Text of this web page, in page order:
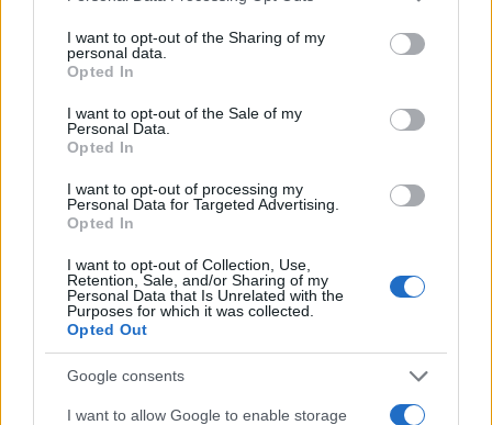
a este sitio y haciendo clic en el botón "Privacidad" en la
parte inferior de la página web.
Please note that this website/app uses one or more Google
services and may gather and store information including but
not limited to your visit or usage behaviour. You may click to
use your data for below specified purposes in below Google
consent section.
I want to opt-out of the Sharing of my
personal data.
Opted In
I want to opt-out of the Sale of my
Personal Data.
Opted In
I want to opt-out of processing my
Personal Data for Targeted Advertising.
Opted In
I want to opt-out of Collection, Use,
Retention, Sale, and/or Sharing of my
Personal Data that Is Unrelated with the
Purposes for which it was collected.
Opted Out
Google consents
I want to allow Google to enable storage
que el participante trabaja en cada sesión con los
Expansión nacional
Tras el arranque en Málaga, el programa tiene
prevista su implantación en otras plazas a lo largo de
2026 Con asociaciones de sumilleres, distribuidores
y centros de formación. En cada ciudad, el número